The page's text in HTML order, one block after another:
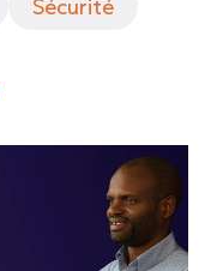
Sécurité